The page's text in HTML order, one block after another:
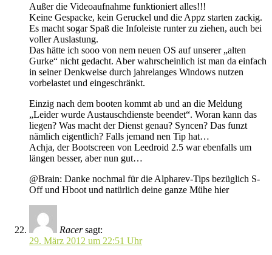
Außer die Videoaufnahme funktioniert alles!!!
Keine Gespacke, kein Geruckel und die Appz starten zackig.
Es macht sogar Spaß die Infoleiste runter zu ziehen, auch bei
voller Auslastung.
Das hätte ich sooo von nem neuen OS auf unserer „alten
Gurke“ nicht gedacht. Aber wahrscheinlich ist man da einfach
in seiner Denkweise durch jahrelanges Windows nutzen
vorbelastet und eingeschränkt.
Einzig nach dem booten kommt ab und an die Meldung
„Leider wurde Austauschdienste beendet“. Woran kann das
liegen? Was macht der Dienst genau? Syncen? Das funzt
nämlich eigentlich? Falls jemand nen Tip hat…
Achja, der Bootscreen von Leedroid 2.5 war ebenfalls um
längen besser, aber nun gut…
@Brain: Danke nochmal für die Alpharev-Tips bezüglich S-
Off und Hboot und natürlich deine ganze Mühe hier
Racer sagt:
29. März 2012 um 22:51 Uhr